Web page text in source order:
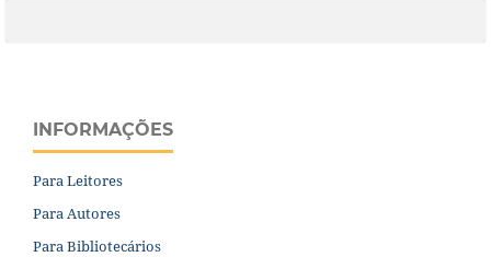
INFORMAÇÕES
Para Leitores
Para Autores
Para Bibliotecários